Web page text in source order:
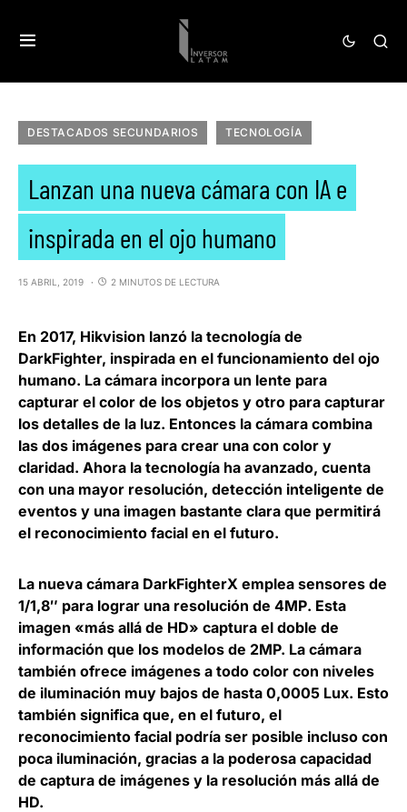
DESTACADOS SECUNDARIOS TECNOLOGÍA
Lanzan una nueva cámara con IA e
inspirada en el ojo humano
15 ABRIL, 2019 2 MINUTOS DE LECTURA
En 2017, Hikvision lanzó la tecnología de
DarkFighter, inspirada en el funcionamiento del ojo
humano. La cámara incorpora un lente para
capturar el color de los objetos y otro para capturar
los detalles de la luz. Entonces la cámara combina
las dos imágenes para crear una con color y
claridad. Ahora la tecnología ha avanzado, cuenta
con una mayor resolución, detección inteligente de
eventos y una imagen bastante clara que permitirá
el reconocimiento facial en el futuro.
La nueva cámara DarkFighterX emplea sensores de
1/1,8″ para lograr una resolución de 4MP. Esta
imagen «más allá de HD» captura el doble de
información que los modelos de 2MP. La cámara
también ofrece imágenes a todo color con niveles
de iluminación muy bajos de hasta 0,0005 Lux. Esto
también significa que, en el futuro, el
reconocimiento facial podría ser posible incluso con
poca iluminación, gracias a la poderosa capacidad
de captura de imágenes y la resolución más allá de
HD.